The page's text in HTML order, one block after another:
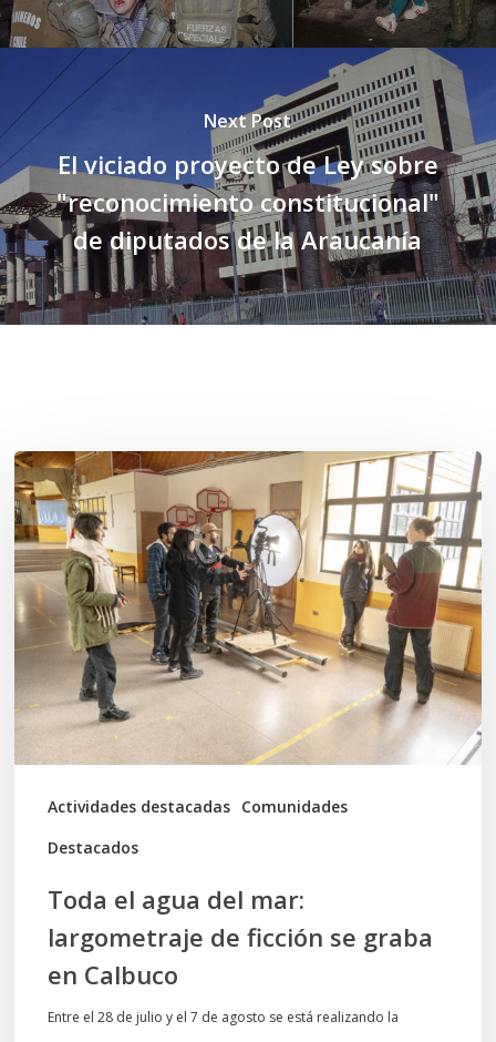
Next Post
El viciado proyecto de Ley sobre
"reconocimiento constitucional"
de diputados de la Araucanía
Actividades destacadas Comunidades
Destacados
Toda
el
agua
del
mar:
largometraje
de
ficción
se
graba
Toda el agua del mar:
largometraje de ficción se graba
en Calbuco
Entre el 28 de julio y el 7 de agosto se está realizando la